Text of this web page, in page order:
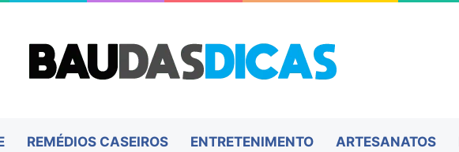
REMÉDIOS CASEIROS ENTRETENIMENTO ARTESANATOS